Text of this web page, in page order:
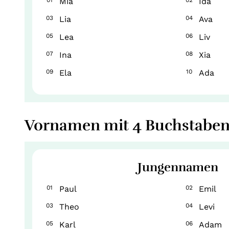
03 Lia 04 Ava
05 Lea 06 Liv
07 Ina 08 Xia
09 Ela 10 Ada
Vornamen mit 4
Jungennamen
01 Paul 02 Emil
03 Theo 04 Levi
05 Karl 06 Adam